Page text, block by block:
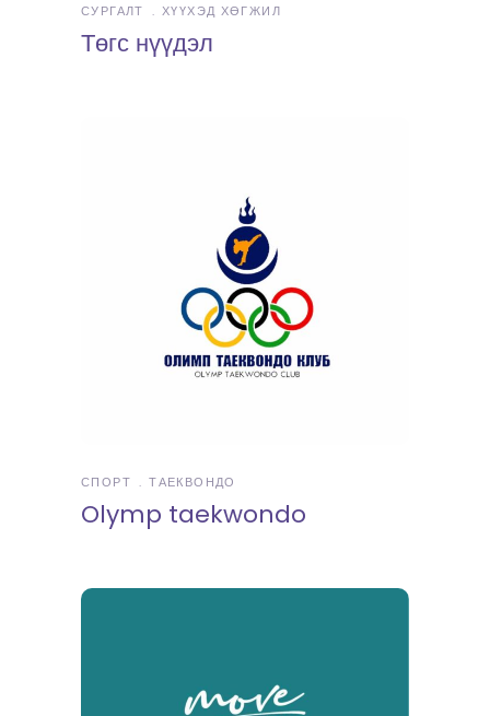
СУРГАЛТ ХҮҮХЭД ХӨГЖИЛ
Төгс нүүдэл
СПОРТ ТАЕКВОНДО
Olymp taekwondo